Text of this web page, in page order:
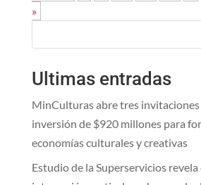
»
Ultimas entradas
MinCulturas abre tres invitaciones
inversión de $920 millones para
economías culturales y creativas
Estudio de la Superservicios revela